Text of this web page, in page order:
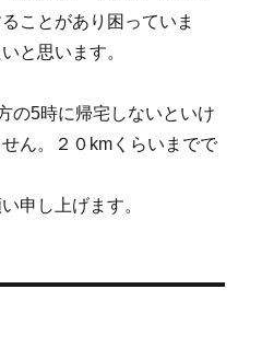
ことがあり困っていま
と思います。
の5時に帰宅しないといけ
ん。２０kmくらいまでで
申し上げます。